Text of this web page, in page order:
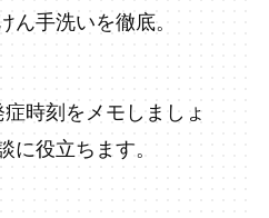
ん手洗いを徹底。
時刻をメモしましょ
に役立ちます。